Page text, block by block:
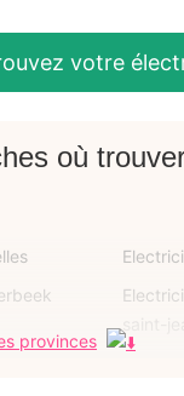
votre
où
provinces